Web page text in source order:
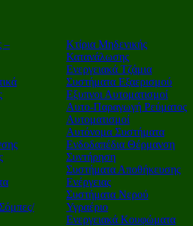
–
Κτίρια Μηδενικής
Κατανάλωσης
Ενεργειακά Τζάμια
Συστήματα Εξαερισμού
Εξυπνοι Αυτοματισμοί
Αυτο-Παραγωγή Ρεύματος
Αυτοματισμοί
Αυτόνομα Συστήματα
Ενδοδαπέδια Θέρμανση
Συντήρηση
Συστήματα Αποθήκευσης
Ενέργειας
Συστήματα Νερού
Υγραέριο
Ενεργειακά Κουφώματα